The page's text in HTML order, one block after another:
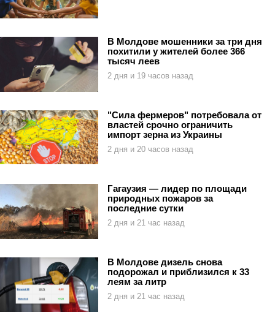
В Молдове мошенники за три дня
похитили у жителей более 366
тысяч леев
2 дня и 19 часов назад
"Сила фермеров" потребовала от
властей срочно ограничить
импорт зерна из Украины
2 дня и 20 часов назад
Гагаузия — лидер по площади
природных пожаров за
последние сутки
2 дня и 21 час назад
В Молдове дизель снова
подорожал и приблизился к 33
леям за литр
2 дня и 21 час назад